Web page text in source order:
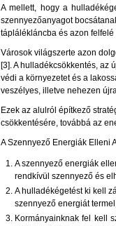
A mellett, hogy a
szennyezőanyagot
táplálékláncba és azon
Városok világszerte azon
[3]. A hulladékcsökkentés, az
védi a környezetet és a
veszélyes, illetve nehezen
Ezek az alulról építkező
csökkentésére, továbbá az
A Szennyező Energiák Elleni
A szennyező energiák
rendkívül szennyező és
A hulladékégetést ki kell
szennyező energiát
Kormányainknak fel kell